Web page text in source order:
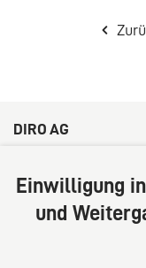
DIRO AG
20354 Hamburg
Deutschland
Tel: +49 (0) 40
Einwilligung
und